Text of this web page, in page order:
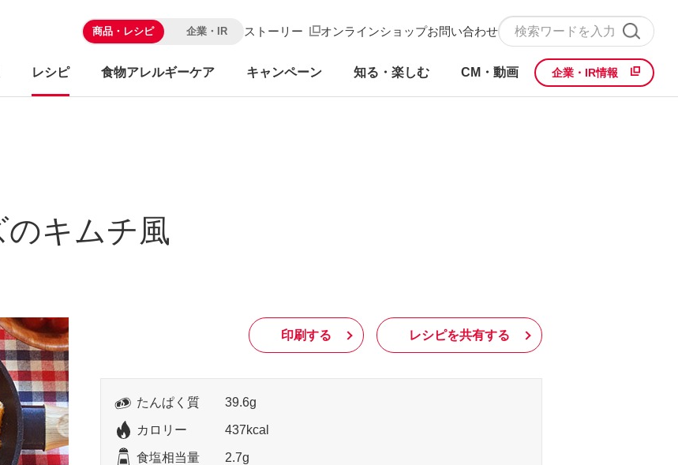
商品・レシピ 企業・IR ストーリー オンラインショップお問い合わせ
レシピ 食物アレルギーケア キャンペーン 知る・楽しむ CM・動画 企業・IR情報
キムチ風
印刷する レシピを共有する
たんぱく質 39.6g
カロリー 437kcal
食塩相当量 2.7g